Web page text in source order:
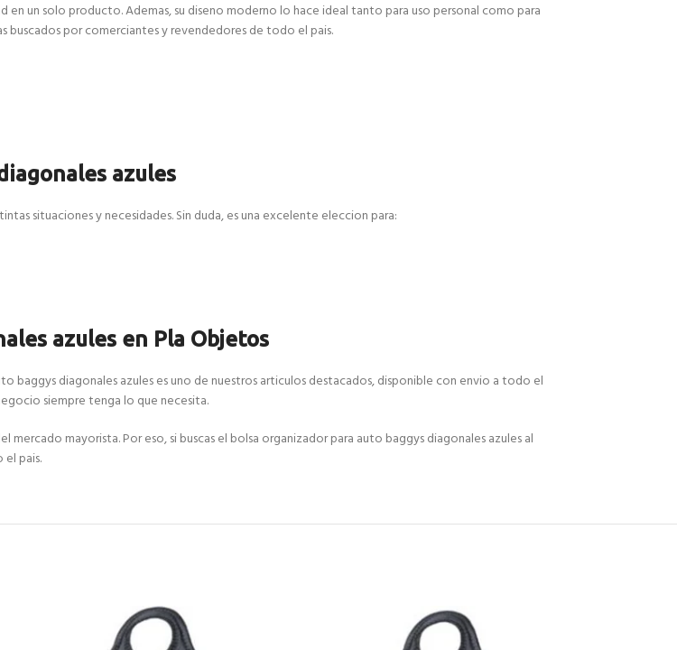
un solo producto. Ademas, su diseno moderno lo hace ideal tanto para uso personal como para
buscados por comerciantes y revendedores de todo el pais.
azules
situaciones y necesidades. Sin duda, es una excelente eleccion para:
azules en Pla Objetos
baggys diagonales azules es uno de nuestros articulos destacados, disponible con envio a todo el
siempre tenga lo que necesita.
mayorista. Por eso, si buscas el bolsa organizador para auto baggys diagonales azules al
pais.